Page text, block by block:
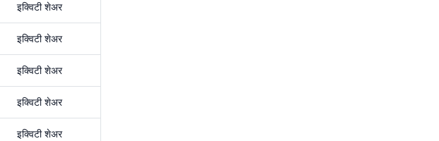
इक्विटी शेअर
इक्विटी शेअर
इक्विटी शेअर
इक्विटी शेअर
इक्विटी शेअर